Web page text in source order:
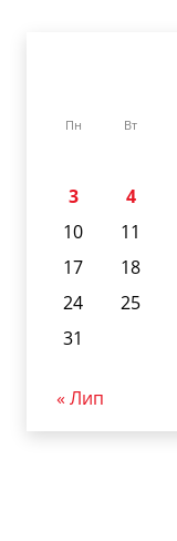
Пн Вт
3
4
10
11
17
18
24
25
31
« Лип